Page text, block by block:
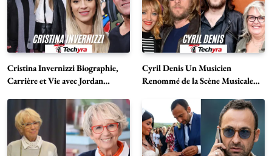
Cristina Invernizzi Biographie,
Carrière et Vie avec Jordan
Cyril Denis Un Musicien
Renommé de la Scène Musicale